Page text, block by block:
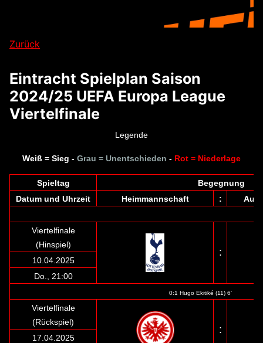
Zurück
Eintracht Spielplan Saison
2024/25 UEFA Europa League
Viertelfinale
Legende
Weiß = Sieg - Grau = Unentschieden - Rot = Niederlage
Spieltag
Begegnung
Datum und Uhrzeit
Heimmannschaft :
Viertelfinale
(Hinspiel)
:
10.04.2025
Do., 21:00
0:1 Hugo Ekitiké (11) 6'
Viertelfinale
(Rückspiel)
:
17.04.2025